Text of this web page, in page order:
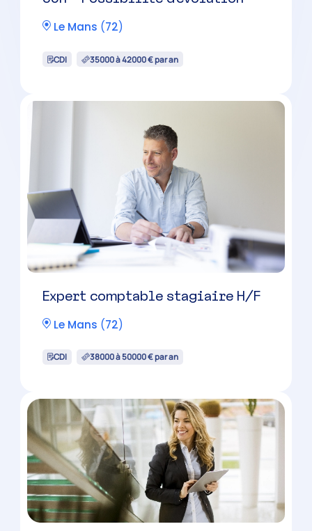
Le Mans (72)
CDI 35000 à 42000 € par an
Expert comptable stagiaire H/F
Le Mans (72)
CDI 38000 à 50000 € par an